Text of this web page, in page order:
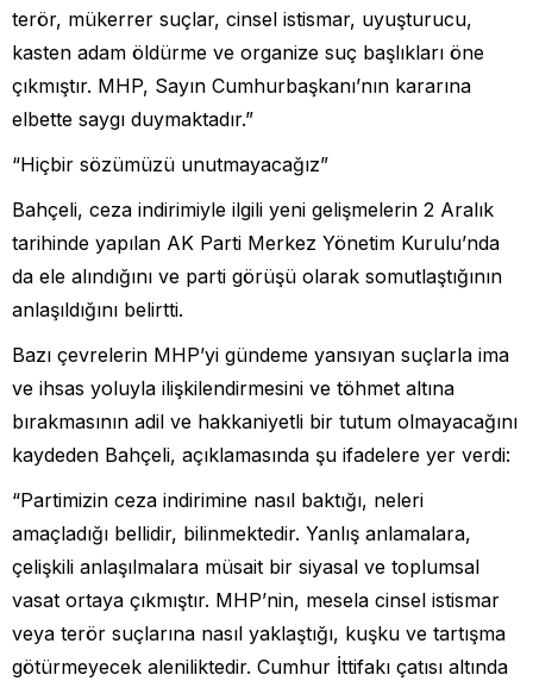
terör, mükerrer suçlar, cinsel istismar, uyuşturucu,
kasten adam öldürme ve organize suç başlıkları öne
çıkmıştır. MHP, Sayın Cumhurbaşkanı’nın kararına
elbette saygı duymaktadır.”
“Hiçbir sözümüzü unutmayacağız”
Bahçeli, ceza indirimiyle ilgili yeni gelişmelerin 2 Aralık
tarihinde yapılan AK Parti Merkez Yönetim Kurulu’nda
da ele alındığını ve parti görüşü olarak somutlaştığının
anlaşıldığını belirtti.
Bazı çevrelerin MHP’yi gündeme yansıyan suçlarla ima
ve ihsas yoluyla ilişkilendirmesini ve töhmet altına
bırakmasının adil ve hakkaniyetli bir tutum olmayacağını
kaydeden Bahçeli, açıklamasında şu ifadelere yer verdi:
“Partimizin ceza indirimine nasıl baktığı, neleri
amaçladığı bellidir, bilinmektedir. Yanlış anlamalara,
çelişkili anlaşılmalara müsait bir siyasal ve toplumsal
vasat ortaya çıkmıştır. MHP’nin, mesela cinsel istismar
veya terör suçlarına nasıl yaklaştığı, kuşku ve tartışma
götürmeyecek aleniliktedir. Cumhur İttifakı çatısı altında